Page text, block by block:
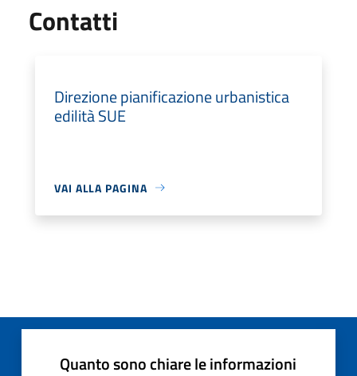
Contatti
Direzione pianificazione urbanistica
edilità SUE
VAI ALLA PAGINA
Quanto sono chiare le informazioni